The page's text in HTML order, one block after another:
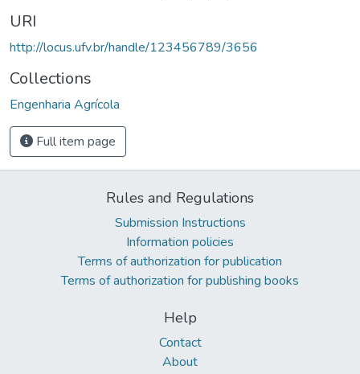
URI
http://locus.ufv.br/handle/123456789/3656
Collections
Engenharia Agrícola
Full item page
Rules and Regulations
Submission Instructions
Information policies
Terms of authorization for publication
Terms of authorization for publishing books
Help
Contact
About